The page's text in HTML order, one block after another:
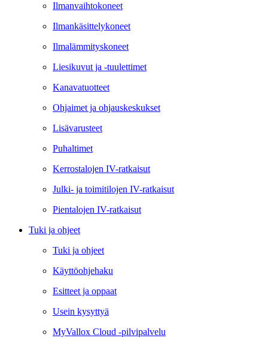
Ilmanvaihtokoneet
Ilmankäsittelykoneet
Ilmalämmityskoneet
Liesikuvut ja -tuulettimet
Kanavatuotteet
Ohjaimet ja ohjauskeskukset
Lisävarusteet
Puhaltimet
Kerrostalojen IV-ratkaisut
Julki- ja toimitilojen IV-ratkaisut
Pientalojen IV-ratkaisut
Tuki ja ohjeet
Tuki ja ohjeet
Käyttöohjehaku
Esitteet ja oppaat
Usein kysyttyä
MyVallox Cloud -pilvipalvelu